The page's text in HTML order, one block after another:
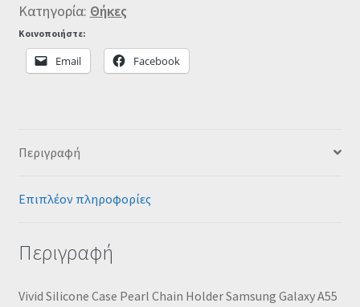
Κατηγορία: Θήκες
Κοινοποιήστε:
Email Facebook
Περιγραφή
Επιπλέον πληροφορίες
Περιγραφή
Vivid Silicone Case Pearl Chain Holder Samsung Galaxy A55